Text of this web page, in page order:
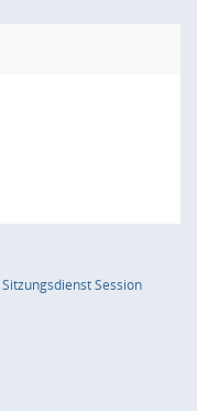
SitzungsdienstSession(Wird in